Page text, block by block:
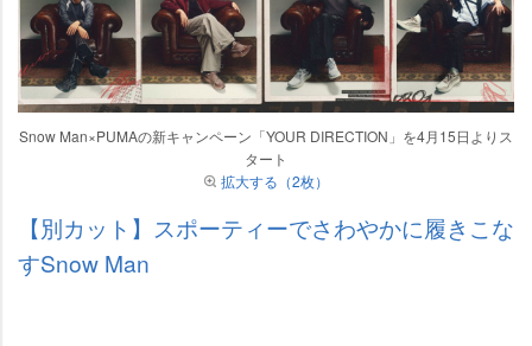
Snow Man×PUMAの新キャンペーン「YOUR DIRECTION」を4月15日よりス
タート
拡大する（2枚）
【別カット】スポーティーでさわやかに履きこな
すSnow Man